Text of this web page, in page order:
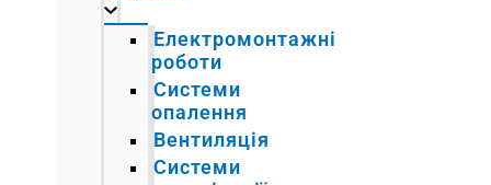
Електромонтажні
роботи
Системи
опалення
Вентиляція
Системи